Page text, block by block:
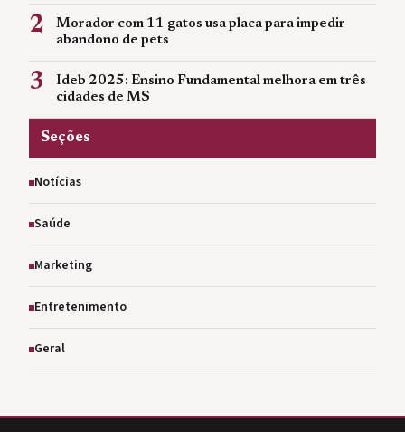
2
Morador com 11 gatos usa placa para impedir
abandono de pets
3
Ideb 2025: Ensino Fundamental melhora em três
cidades de MS
Seções
Notícias
Saúde
Marketing
Entretenimento
Geral